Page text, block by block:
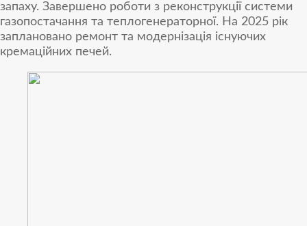
запаху. Завершено роботи з реконструкції системи
газопостачання та теплогенераторної. На 2025 рік
заплановано ремонт та модернізація існуючих
кремаційних печей.